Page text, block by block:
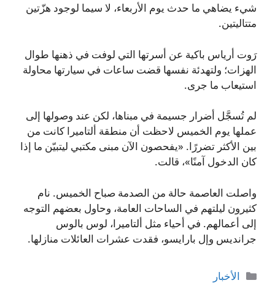
شيء يضاهي ما حدث يوم الأربعاء، لا سيما لوجود هزّتين
متتاليتين.
رَوت أرياس باكية عن أسرتها التي لوفت في ذهنها طوال
الهزات؛ ولتهدئة نفسها قضت ساعات في سيارتها محاولة
استيعاب ما جرى.
لم تُسجَّل أضرار جسيمة في مبناها، لكن عند وصولها إلى
عملها يوم الخميس لاحظت أن منطقة ألتاميرا كانت من
بين الأكثر تضررًا. «يفحصون الآن مبنى مكتبي ليتبيّن ما إذا
كان الدخول آمنًا»، قالت.
واصلت العاصمة حالة من الصدمة صباح الخميس. نام
كثيرون ليلتهم في الساحات العامة، وحاول بعضهم التوجه
إلى أعمالهم. في أحياء مثل ألتاميرا، لوس بالوس
جرانديس وإل بارايسو، فقدت عشرات العائلات منازلها.
التصنيفات
الأخبار